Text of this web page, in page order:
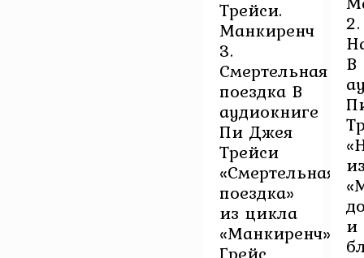
Трейси.
Манкиренч
3.
Смертельная
поездка В
аудиокниге
Пи Джея
Трейси
«Смертельная
поездка»
из цикла
«Манкиренч»
2.
В
и